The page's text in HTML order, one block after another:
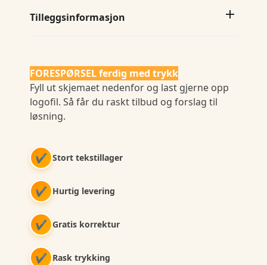
Tilleggsinformasjon
FORESPØRSEL ferdig med trykk
Fyll ut skjemaet nedenfor og last gjerne opp
logofil. Så får du raskt tilbud og forslag til
løsning.
✔ Stort tekstillager
✔ Hurtig levering
✔ Gratis korrektur
✔ Rask trykking